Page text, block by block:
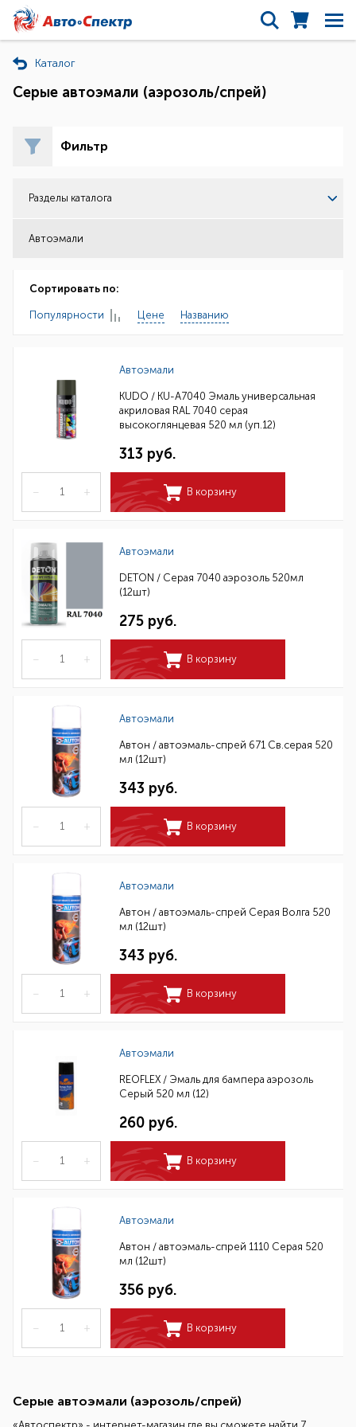
Каталог
Серые автоэмали (аэрозоль/спрей)
Фильтр
Разделы каталога
Автоэмали
Сортировать по:
Популярности Цене Названию
Автоэмали
KUDO / KU-A7040 Эмаль универсальная
акриловая RAL 7040 серая
высокоглянцевая 520 мл (уп.12)
313 руб.
– + В корзину
Автоэмали
DETON / Серая 7040 аэрозоль 520мл
(12шт)
275 руб.
– + В корзину
Автоэмали
Автон / автоэмаль-спрей 671 Св.серая 520
мл (12шт)
343 руб.
– + В корзину
Автоэмали
Автон / автоэмаль-спрей Серая Волга 520
мл (12шт)
343 руб.
– + В корзину
Автоэмали
REOFLEX / Эмаль для бампера аэрозоль
Серый 520 мл (12)
260 руб.
– + В корзину
Автоэмали
Автон / автоэмаль-спрей 1110 Серая 520
мл (12шт)
356 руб.
– + В корзину
Серые автоэмали (аэрозоль/спрей)